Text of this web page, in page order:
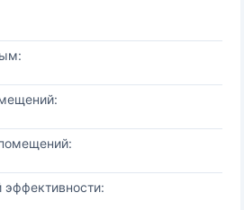
эффективности: